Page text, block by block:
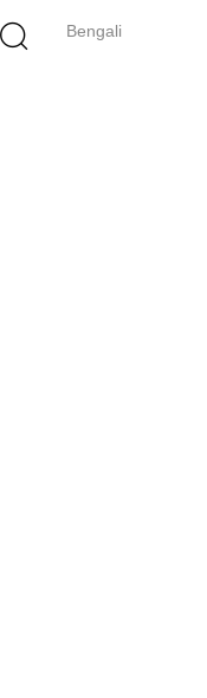
Bengali